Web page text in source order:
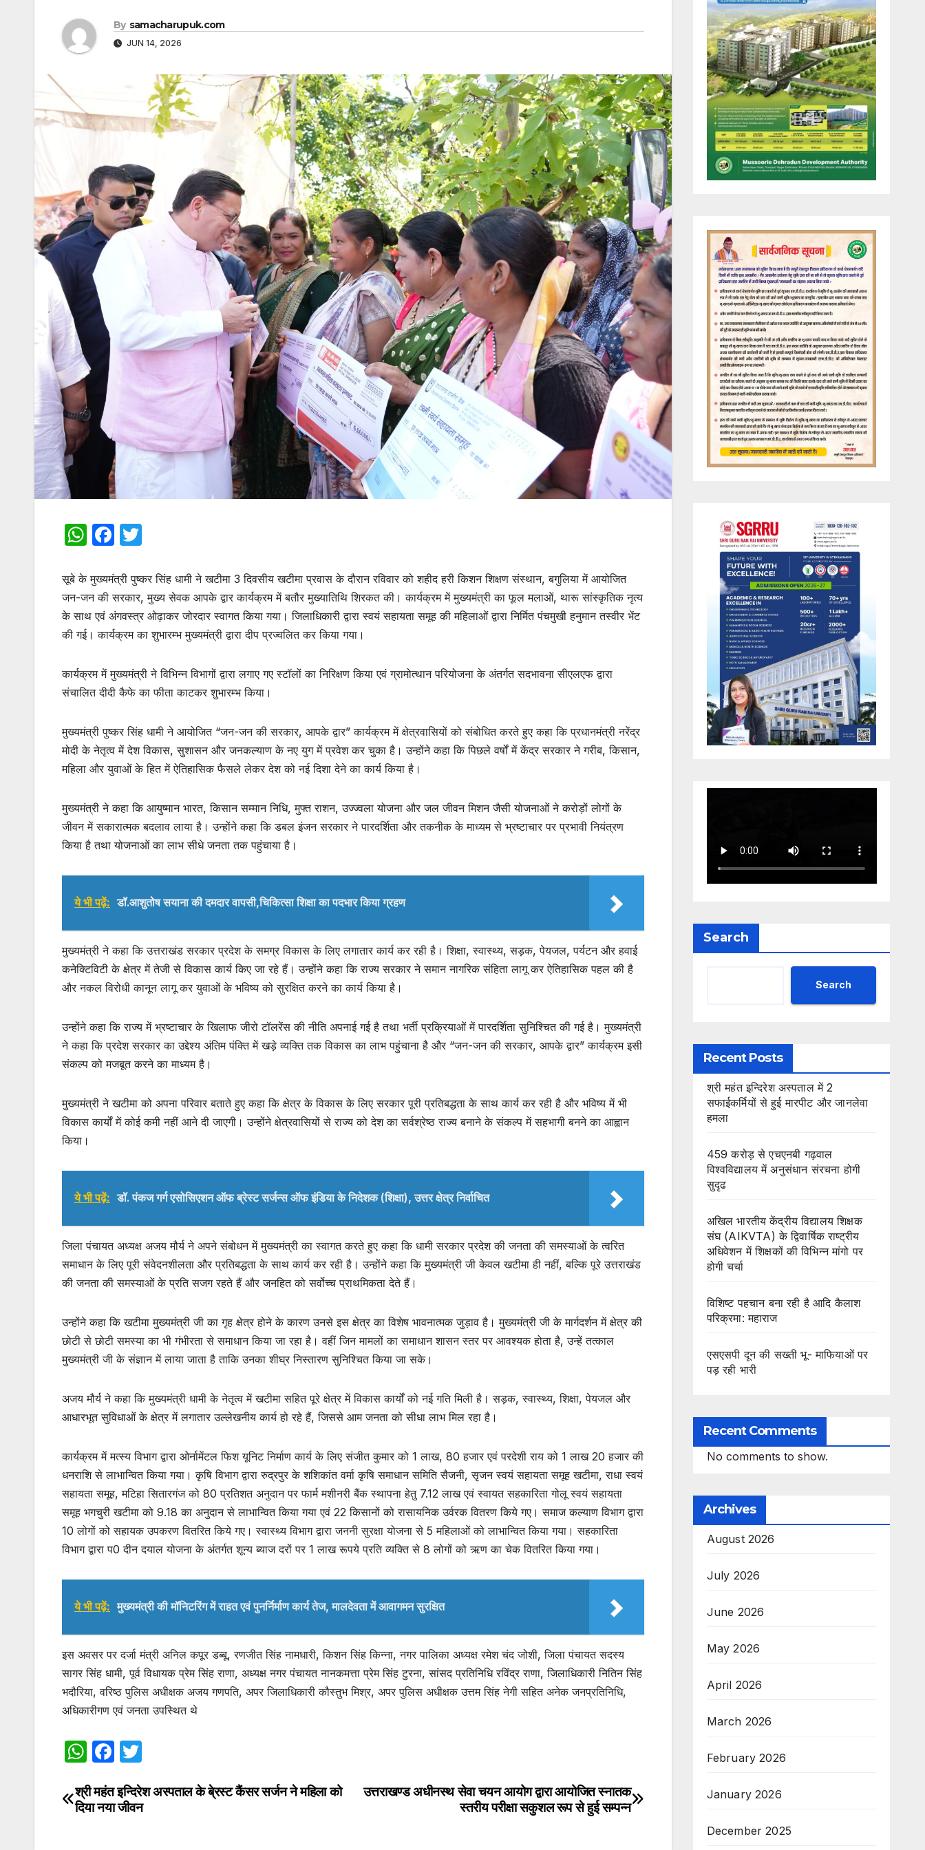
By samacharupuk.com
JUN 14, 2026
W
at
s
A
p
p
F
c
e
b
o
o
k
itt
er
सूबे के मुख्यमंत्री पुष्कर सिंह धामी ने खटीमा 3 दिवसीय खटीमा प्रवास के दौरान रविवार को शहीद हरी किशन शिक्षण संस्थान, बगुलिया में आयोजित
जन-जन की सरकार, मुख्य सेवक आपके द्वार कार्यक्रम में बतौर मुख्यातिथि शिरकत की। कार्यक्रम में मुख्यमंत्री का फूल मलाओं, थारू सांस्कृतिक नृत्य
के साथ एवं अंगवस्त्र ओढ़ाकर जोरदार स्वागत किया गया। जिलाधिकारी द्वारा स्वयं सहायता समूह की महिलाओं द्वारा निर्मित पंचमुखी हनुमान तस्वीर भेंट
की गई। कार्यक्रम का शुभारम्भ मुख्यमंत्री द्वारा दीप प्रज्वलित कर किया गया।
कार्यक्रम में मुख्यमंत्री ने विभिन्न विभागों द्वारा लगाए गए स्टॉलों का निरिक्षण किया एवं ग्रामोत्थान परियोजना के अंतर्गत सदभावना सीएलएफ द्वारा
संचालित दीदी कैफे का फीता काटकर शुभारम्भ किया।
मुख्यमंत्री पुष्कर सिंह धामी ने आयोजित “जन-जन की सरकार, आपके द्वार” कार्यक्रम में क्षेत्रवासियों को संबोधित करते हुए कहा कि प्रधानमंत्री नरेंद्र
मोदी के नेतृत्व में देश विकास, सुशासन और जनकल्याण के नए युग में प्रवेश कर चुका है। उन्होंने कहा कि पिछले वर्षों में केंद्र सरकार ने गरीब, किसान,
महिला और युवाओं के हित में ऐतिहासिक फैसले लेकर देश को नई दिशा देने का कार्य किया है।
मुख्यमंत्री ने कहा कि आयुष्मान भारत, किसान सम्मान निधि, मुफ्त राशन, उज्ज्वला योजना और जल जीवन मिशन जैसी योजनाओं ने करोड़ों लोगों के
जीवन में सकारात्मक बदलाव लाया है। उन्होंने कहा कि डबल इंजन सरकार ने पारदर्शिता और तकनीक के माध्यम से भ्रष्टाचार पर प्रभावी नियंत्रण
किया है तथा योजनाओं का लाभ सीधे जनता तक पहुंचाया है।
ये भी पढ़ें: डॉ.आशुतोष सयाना की दमदार वापसी,चिकित्सा शिक्षा का पदभार किया ग्रहण
मुख्यमंत्री ने कहा कि उत्तराखंड सरकार प्रदेश के समग्र विकास के लिए लगातार कार्य कर रही है। शिक्षा, स्वास्थ्य, सड़क, पेयजल, पर्यटन और हवाई
कनेक्टिविटी के क्षेत्र में तेजी से विकास कार्य किए जा रहे हैं। उन्होंने कहा कि राज्य सरकार ने समान नागरिक संहिता लागू कर ऐतिहासिक पहल की है
और नकल विरोधी कानून लागू कर युवाओं के भविष्य को सुरक्षित करने का कार्य किया है।
उन्होंने कहा कि राज्य में भ्रष्टाचार के खिलाफ जीरो टॉलरेंस की नीति अपनाई गई है तथा भर्ती प्रक्रियाओं में पारदर्शिता सुनिश्चित की गई है। मुख्यमंत्री
ने कहा कि प्रदेश सरकार का उद्देश्य अंतिम पंक्ति में खड़े व्यक्ति तक विकास का लाभ पहुंचाना है और “जन-जन की सरकार, आपके द्वार” कार्यक्रम इसी
संकल्प को मजबूत करने का माध्यम है।
मुख्यमंत्री ने खटीमा को अपना परिवार बताते हुए कहा कि क्षेत्र के विकास के लिए सरकार पूरी प्रतिबद्धता के साथ कार्य कर रही है और भविष्य में भी
विकास कार्यों में कोई कमी नहीं आने दी जाएगी। उन्होंने क्षेत्रवासियों से राज्य को देश का सर्वश्रेष्ठ राज्य बनाने के संकल्प में सहभागी बनने का आह्वान
किया।
ये भी पढ़ें: डॉ. पंकज गर्ग एसोसिएशन ऑफ ब्रेस्ट सर्जन्स ऑफ इंडिया के निदेशक (शिक्षा), उत्तर क्षेत्र निर्वाचित
जिला पंचायत अध्यक्ष अजय मौर्य ने अपने संबोधन में मुख्यमंत्री का स्वागत करते हुए कहा कि धामी सरकार प्रदेश की जनता की समस्याओं के त्वरित
समाधान के लिए पूरी संवेदनशीलता और प्रतिबद्धता के साथ कार्य कर रही है। उन्होंने कहा कि मुख्यमंत्री जी केवल खटीमा ही नहीं, बल्कि पूरे उत्तराखंड
की जनता की समस्याओं के प्रति सजग रहते हैं और जनहित को सर्वोच्च प्राथमिकता देते हैं।
उन्होंने कहा कि खटीमा मुख्यमंत्री जी का गृह क्षेत्र होने के कारण उनसे इस क्षेत्र का विशेष भावनात्मक जुड़ाव है। मुख्यमंत्री जी के मार्गदर्शन में क्षेत्र की
छोटी से छोटी समस्या का भी गंभीरता से समाधान किया जा रहा है। वहीं जिन मामलों का समाधान शासन स्तर पर आवश्यक होता है, उन्हें तत्काल
मुख्यमंत्री जी के संज्ञान में लाया जाता है ताकि उनका शीघ्र निस्तारण सुनिश्चित किया जा सके।
अजय मौर्य ने कहा कि मुख्यमंत्री धामी के नेतृत्व में खटीमा सहित पूरे क्षेत्र में विकास कार्यों को नई गति मिली है। सड़क, स्वास्थ्य, शिक्षा, पेयजल और
आधारभूत सुविधाओं के क्षेत्र में लगातार उल्लेखनीय कार्य हो रहे हैं, जिससे आम जनता को सीधा लाभ मिल रहा है।
कार्यक्रम में मत्स्य विभाग द्वारा ओर्नामेंटल फिश यूनिट निर्माण कार्य के लिए संजीत कुमार को 1 लाख, 80 हजार एवं परदेशी राय को 1 लाख 20 हजार की
धनराशि से लाभान्वित किया गया। कृषि विभाग द्वारा रुद्रपुर के शशिकांत वर्मा कृषि समाधान समिति सैजनी, सृजन स्वयं सहायता समूह खटीमा, राधा स्वयं
सहायता समूह, मटिहा सितारगंज को 80 प्रतिशत अनुदान पर फार्म मशीनरी बैंक स्थापना हेतु 7.12 लाख एवं स्वायत सहकारिता गोलू स्वयं सहायता
समूह भगचुरी खटीमा को 9.18 का अनुदान से लाभान्वित किया गया एवं 22 किसानों को रासायनिक उर्वरक वितरण किये गए। समाज कल्याण विभाग द्वारा
10 लोगों को सहायक उपकरण वितरित किये गए। स्वास्थ्य विभाग द्वारा जननी सुरक्षा योजना से 5 महिलाओं को लाभान्वित किया गया। सहकारिता
विभाग द्वारा प0 दीन दयाल योजना के अंतर्गत शून्य ब्याज दरों पर 1 लाख रूपये प्रति व्यक्ति से 8 लोगों को ऋण का चेक वितरित किया गया।
ये भी पढ़ें: मुख्यमंत्री की मॉनिटरिंग में राहत एवं पुनर्निर्माण कार्य तेज, मालदेवता में आवागमन सुरक्षित
इस अवसर पर दर्जा मंत्री अनिल कपूर डब्बू, रणजीत सिंह नामधारी, किशन सिंह किन्ना, नगर पालिका अध्यक्ष रमेश चंद जोशी, जिला पंचायत सदस्य
सागर सिंह धामी, पूर्व विधायक प्रेम सिंह राणा, अध्यक्ष नगर पंचायत नानकमत्ता प्रेम सिंह टुरना, सांसद प्रतिनिधि रविंद्र राणा, जिलाधिकारी नितिन सिंह
भदौरिया, वरिष्ठ पुलिस अधीक्षक अजय गणपति, अपर जिलाधिकारी कौस्तुभ मिश्र, अपर पुलिस अधीक्षक उत्तम सिंह नेगी सहित अनेक जनप्रतिनिधि,
अधिकारीगण एवं जनता उपस्थित थे
W
at
s
F
c
e
itt
er
Post
उत्तराखण्ड अधीनस्थ सेवा चयन आयोग द्वारा आयोजित स्नातक
स्तरीय परीक्षा सकुशल रूप से हुई सम्पन्न
श्री महंत इन्दिरेश अस्पताल के बे्रस्ट कैंसर सर्जन ने महिला को
दिया नया जीवन
Search
Search
Recent Posts
श्री महंत इन्दिरेश अस्पताल में 2
सफाईकर्मियों से हुई मारपीट और जानलेवा
हमला
459 करोड़ से एचएनबी गढ़वाल
विश्वविद्यालय में अनुसंधान संरचना होगी
सुदृढ
अखिल भारतीय केंद्रीय विद्यालय शिक्षक
संघ (AIKVTA) के द्विवार्षिक राष्ट्रीय
अधिवेशन में शिक्षकों की विभिन्न मांगो पर
होगी चर्चा
विशिष्ट पहचान बना रही है आदि कैलाश
परिक्रमा: महाराज
एसएसपी दून की सख्ती भू- माफियाओं पर
पड़ रही भारी
Recent Comments
No comments to show.
Archives
August 2026
July 2026
June 2026
May 2026
April 2026
March 2026
February 2026
January 2026
December 2025